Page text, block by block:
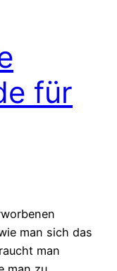
für
man sich das
man